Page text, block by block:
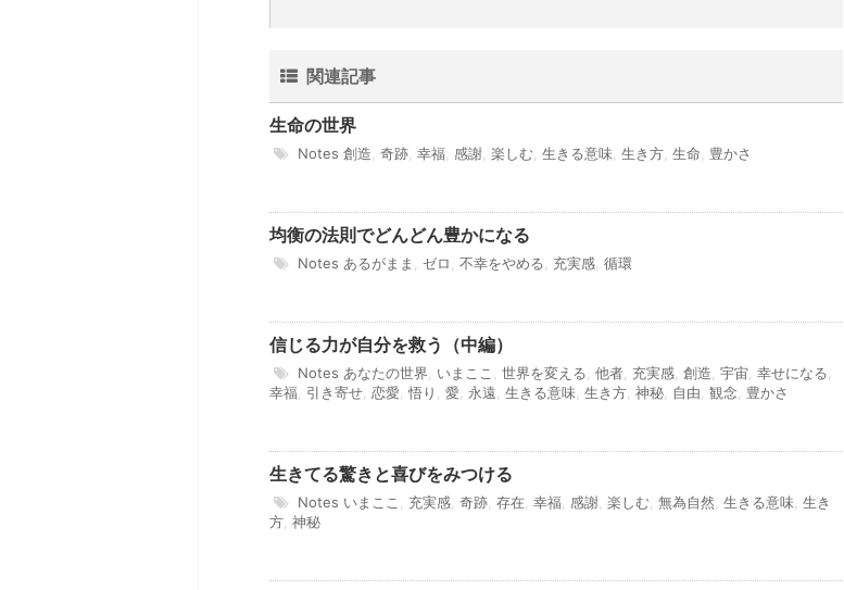
関連記事
生命の世界
Notes 創造 奇跡 幸福 感謝 楽しむ 生きる意味 生き方 生命 豊かさ
均衡の法則でどんどん豊かになる
Notes あるがまま ゼロ 不幸をやめる 充実感 循環
信じる力が自分を救う（中編）
Notes あなたの世界 いまここ 世界を変える 他者 充実感 創造 宇宙 幸せになる
幸福 引き寄せ 恋愛 悟り 愛 永遠 生きる意味 生き方 神秘 自由 観念 豊かさ
生きてる驚きと喜びをみつける
Notes いまここ 充実感 奇跡 存在 幸福 感謝 楽しむ 無為自然 生きる意味 生き
方 神秘